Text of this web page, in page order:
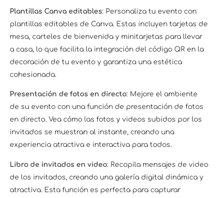
Plantillas Canva editables: Personaliza tu evento con
plantillas editables de Canva. Estas incluyen tarjetas de
mesa, carteles de bienvenida y minitarjetas para llevar
a casa, lo que facilita la integración del código QR en la
decoración de tu evento y garantiza una estética
cohesionada.
Presentación de fotos en directo: Mejore el ambiente
de su evento con una función de presentación de fotos
en directo. Vea cómo las fotos y videos subidos por los
invitados se muestran al instante, creando una
experiencia atractiva e interactiva para todos.
Libro de invitados en video: Recopila mensajes de video
de los invitados, creando una galería digital dinámica y
atractiva. Esta función es perfecta para capturar